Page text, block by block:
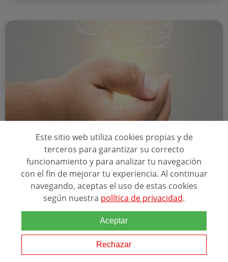
Online
CURSO DE PRINCIPALES TRASTORNOS
PSICOPATOLÓGICOS INFANTILES
ACREDITACIONES
+133
Sanitarios y Sociales de CanariasLa filosofía de GESFOREM es la de
ser un centro orientado a la inserción laboral tanto a nivel público
Este sitio web utiliza cookies propias y de
terceros para garantizar su correcto
funcionamiento y para analizar tu navegación
con el fin de mejorar tu experiencia. Al continuar
navegando, aceptas el uso de estas cookies
según nuestra política de privacidad.
Aceptar
Rechazar